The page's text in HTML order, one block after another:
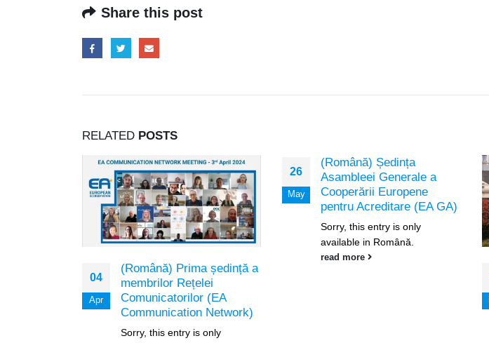
Share this post
RELATED POSTS
04
Apr
(Română) Prima ședință a
membrilor Rețelei
Comunicatorilor (EA
Communication Network)
Sorry, this entry is only
26
May
(Română) Ședința
Asambleei Generale a
Cooperării Europene
pentru Acreditare (EA GA)
Sorry, this entry is only
available in Română.
read more